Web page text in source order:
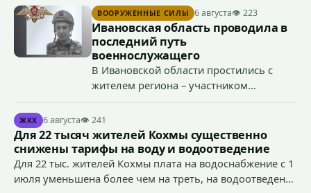
демонстрирование символики экстремистской
организации, если эти действия не содержат признаков
уголовно наказуемого деяния) за размещение
экстремистской символики в сети Интернет.
ВООРУЖЕННЫЕ СИЛЫ 6 августа👁 223
Ивановская область проводила в
последний путь
военнослужащего
В Ивановской области простились с
жителем региона – участником
Антоном Тумановым.
ЖКХ 6 августа👁 241
Для 22 тысяч жителей Кохмы существенно
снижены тарифы на воду и водоотведение
Для 22 тыс. жителей Кохмы плата на водоснабжение с 1
июля уменьшена более чем на треть, на водоотведение